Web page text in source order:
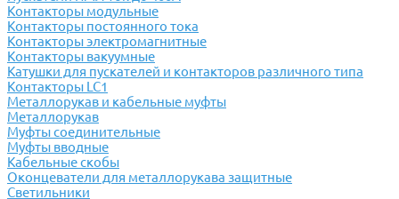
Контакторы модульные
Контакторы постоянного тока
Контакторы электромагнитные
Контакторы вакуумные
Катушки для пускателей и контакторов различного типа
Контакторы LC1
Металлорукав и кабельные муфты
Металлорукав
Муфты соединительные
Муфты вводные
Кабельные скобы
Оконцеватели для металлорукава защитные
Светильники